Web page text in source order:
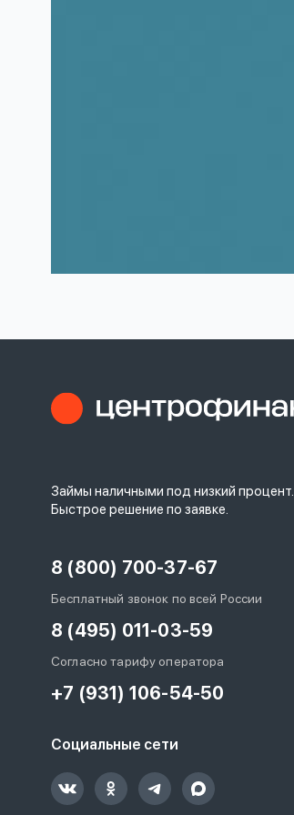
Займы наличными под низкий процент.
Быстрое решение по заявке.
8 (800) 700-37-67
Бесплатный звонок по всей России
8 (495) 011-03-59
Согласно тарифу оператора
+7 (931) 106-54-50
Социальные сети